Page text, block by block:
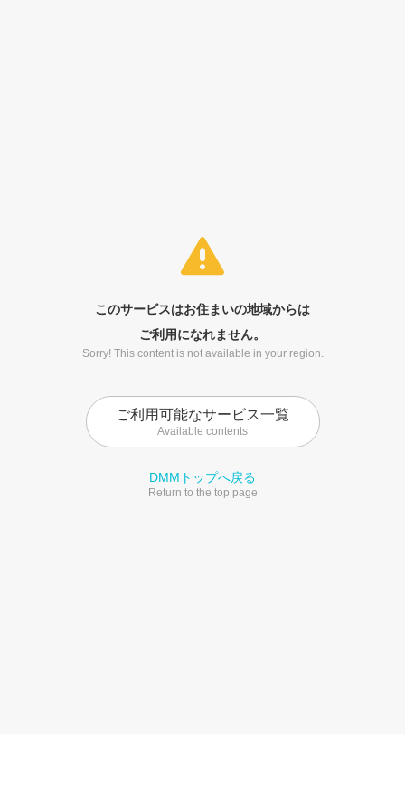
このサービスはお住まいの地域からは
ご利用になれません。
Sorry! This content is not available in your region.
ご利用可能なサービス一覧
Available contents
DMMトップへ戻る
Return to the top page